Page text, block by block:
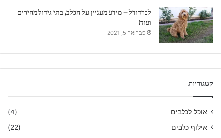
לברדודל – מידע מעניין על הכלב, בתי גידול מחירים
ועוד!
פברואר 5, 2021
קטגוריות
אוכל לכלבים
(4)
אילוף כלבים
(22)